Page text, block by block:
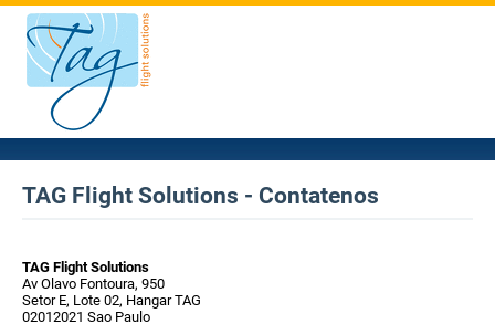
TAG Flight Solutions - Contatenos
TAG Flight Solutions
Av Olavo Fontoura, 950
Setor E, Lote 02, Hangar TAG
02012021 Sao Paulo